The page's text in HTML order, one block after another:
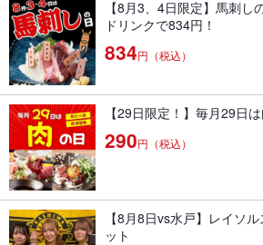
【8月3、4日限定】馬刺し
ドリンクで834円！
834円（税込）
【29日限定！】毎月29日
290円（税込）
【8月8日vs水戸】レイソ
ット